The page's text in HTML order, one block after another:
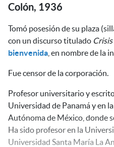
Colón, 1936
Tomó posesión de su plaza
con un discurso titulado
bienvenida , en nombre de la
Fue censor de la corporación.
Profesor universitario y
Universidad de Panamá y en
Autónoma de México, donde
Ha sido profesor en la
Universidad Santa María La